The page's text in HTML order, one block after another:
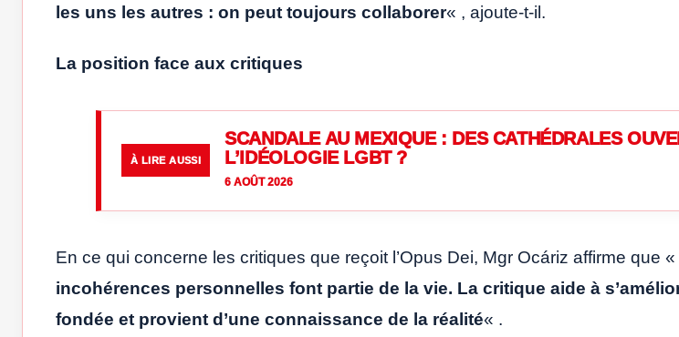
les uns les autres : on peut toujours collaborer« , ajoute-t-il.
La position face aux critiques
À LIRE AUSSI
SCANDALE AU MEXIQUE : DES CATHÉDRALES
L’IDÉOLOGIE LGBT ?
6 AOÛT 2026
En ce qui concerne les critiques que reçoit l’Opus Dei, Mgr Ocáriz affirme que «
incohérences personnelles font partie de la vie. La critique aide à
fondée et provient d’une connaissance de la réalité« .